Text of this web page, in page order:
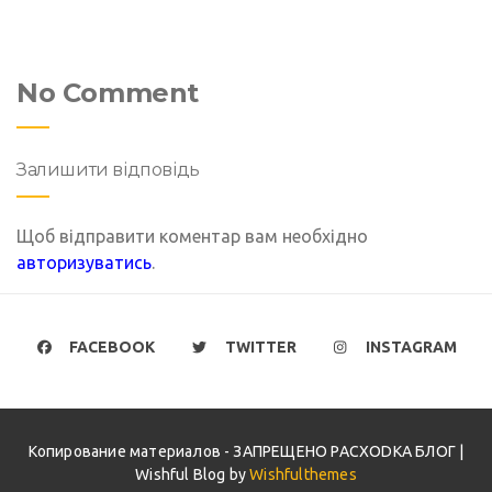
No Comment
Залишити відповідь
Щоб відправити коментар вам необхідно
авторизуватись.
FACEBOOK TWITTER INSTAGRAM
Копирование материалов - ЗАПРЕЩЕНО PACXODKA БЛОГ |
Wishful Blog byWishfulthemes